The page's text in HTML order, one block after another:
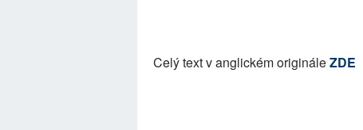
Celý text v anglickém origináleZDE